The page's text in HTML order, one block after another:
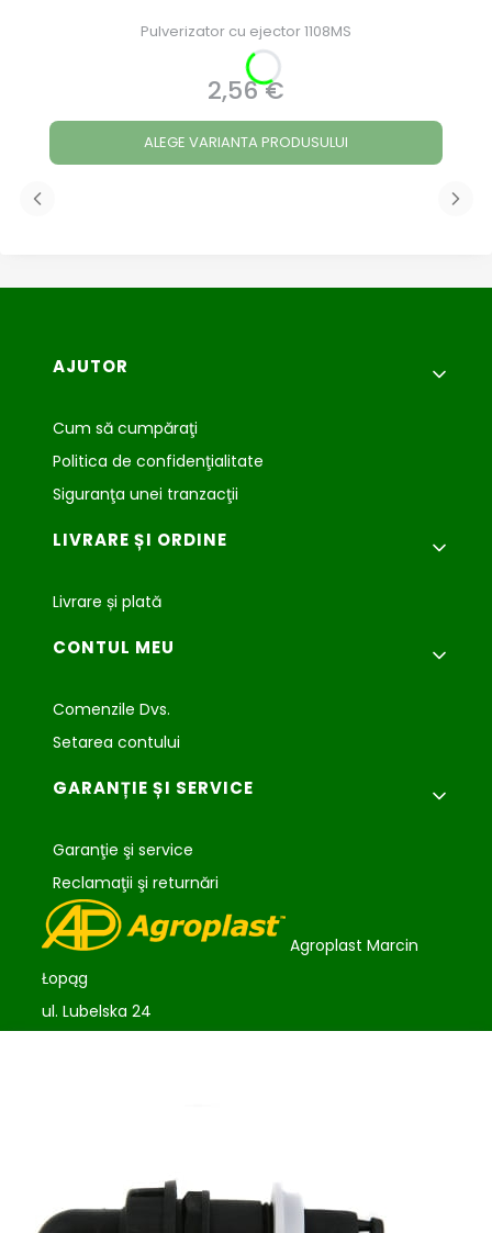
Pulverizator cu ejector 1108MS
Preț
2,56 €
ALEGE VARIANTA PRODUSULUI
Meniu subsol
AJUTOR
Cum să cumpăraţi
Politica de confidenţialitate
Siguranţa unei tranzacţii
LIVRARE ȘI ORDINE
Livrare și plată
CONTUL MEU
Comenzile Dvs.
Setarea contului
GARANȚIE ȘI SERVICE
Garanţie şi service
Reclamaţii şi returnări
Agroplast Marcin
Łopąg
ul. Lubelska 24